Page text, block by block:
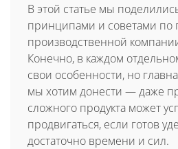
В этой статье мы
принципами и советами
производственной
Конечно, в каждом
свои особенности, но
мы хотим донести — даже
сложного продукта может
продвигаться, если готов
достаточно времени и сил.